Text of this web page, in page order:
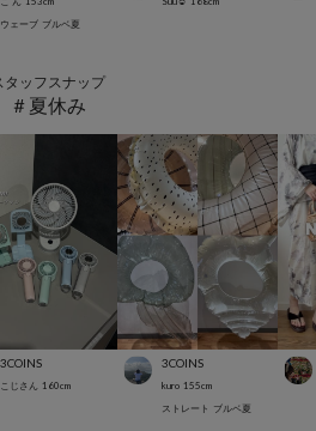
ウェーブ ブルベ夏
タッフスナップ
＃夏休み
3COINS
こじさん 160cm
3COINS
kuro 155cm
ストレート ブルベ夏